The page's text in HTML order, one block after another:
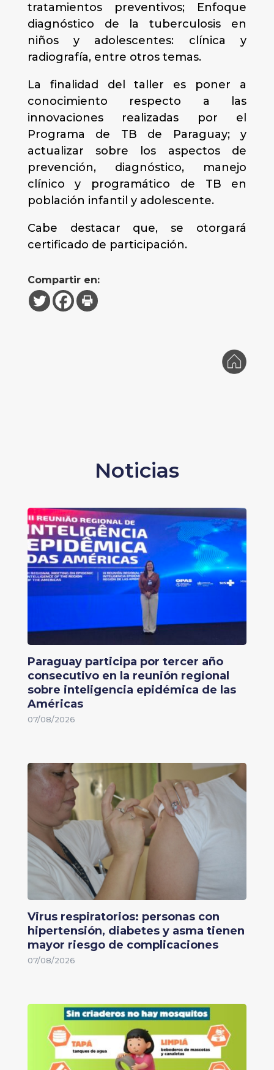
tratamientos preventivos; Enfoque
diagnóstico de la tuberculosis en
niños y adolescentes: clínica y
radiografía, entre otros temas.
La finalidad del taller es poner a
conocimiento respecto a las
innovaciones realizadas por el
Programa de TB de Paraguay; y
actualizar sobre los aspectos de
prevención, diagnóstico, manejo
clínico y programático de TB en
población infantil y adolescente.
Cabe destacar que, se otorgará
certificado de participación.
Compartir en:
Noticias
Paraguay participa por tercer año
consecutivo en la reunión regional
sobre inteligencia epidémica de las
Américas
07/08/2026
Virus respiratorios: personas con
hipertensión, diabetes y asma tienen
mayor riesgo de complicaciones
07/08/2026